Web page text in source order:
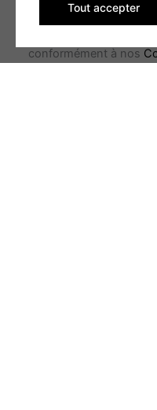
de Google
conformément à nos
Tout accepter